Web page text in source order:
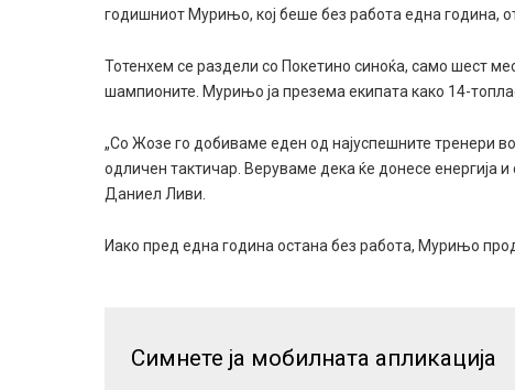
годишниот Мурињо, кој беше без работа една година,
Тотенхем се раздели со Покетино синоќа, само шест
шампионите. Мурињо ја презема екипата како 14-
„Со Жозе го добиваме еден од најуспешните тренери
одличен тактичар. Веруваме дека ќе донесе енергија
Даниел Ливи.
Иако пред една година остана без работа, Мурињо
Симнете ја мобилната апликација